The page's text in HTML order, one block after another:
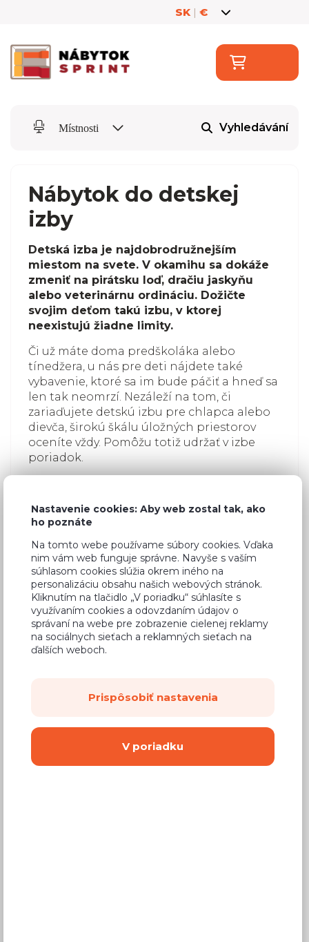
SK | €
Místnosti Vyhledávání
Nábytok do detskej
izby
Detská izba je najdobrodružnejším
miestom na svete. V okamihu sa dokáže
zmeniť na pirátsku loď, dračiu jaskyňu
alebo veterinárnu ordináciu. Dožičte
svojim deťom takú izbu, v ktorej
neexistujú žiadne limity.
Či už máte doma predškoláka alebo
tínedžera, u nás pre deti nájdete také
vybavenie, ktoré sa im bude páčiť a hneď sa
len tak neomrzí. Nezáleží na tom, či
zariaďujete detskú izbu pre chlapca alebo
dievča, širokú škálu úložných priestorov
oceníte vždy. Pomôžu totiž udržať v izbe
poriadok.
detským matracom . Nábytok do detských
izieb sa vyrába z dreva alebo laminovanej
drevotriesky. Jeho hrany sú väčšinou
zaoblené, takže je bezpečný aj pre
najväčších nezbedníkov.
Nastavenie cookies: Aby web zostal tak, ako
ho poznáte
Na tomto webe používame súbory cookies. Vďaka
nim vám web funguje správne. Navyše s vaším
súhlasom cookies slúžia okrem iného na
personalizáciu obsahu našich webových stránok.
Kliknutím na tlačidlo „V poriadku“ súhlasíte s
využívaním cookies a odovzdaním údajov o
správaní na webe pre zobrazenie cielenej reklamy
na sociálnych sieťach a reklamných sieťach na
ďalších weboch.
Prispôsobiť nastavenia
V poriadku